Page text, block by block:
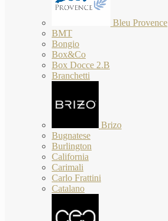
Bleu Provence
BMT
Bongio
Box&Co
Box Docce 2.B
Branchetti
Brizo
Bugnatese
Burlington
California
Carimali
Carlo Frattini
Catalano